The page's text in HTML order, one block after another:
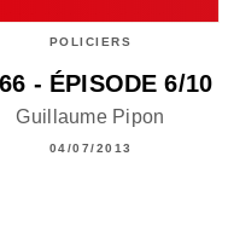
POLICIERS
- ÉPISODE 6/10
Guillaume Pipon
04/07/2013